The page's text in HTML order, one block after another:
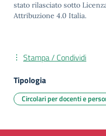
stato rilasciato sotto
Attribuzione 4.0 Italia.
Stampa / Condividi
Tipologia
Circolari per docenti e